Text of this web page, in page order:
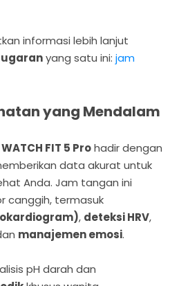
informasi lebih lanjut
yang satu ini: jam
yang Mendalam
WATCH FIT 5 Prohadir dengan
data akurat untuk
Anda. Jam tangan ini
canggih, termasuk
, deteksi HRV,
manajemen emosi.
pH darah dan